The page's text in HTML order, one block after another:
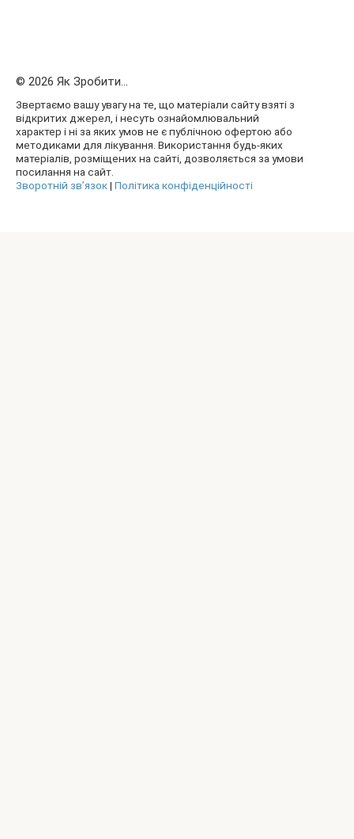
© 2026 Як Зробити...
Звертаємо вашу увагу на те, що матеріали сайту взяті з
відкритих джерел, і несуть ознайомлювальний
характер і ні за яких умов не є публічною офертою або
методиками для лікування. Використання будь-яких
матеріалів, розміщених на сайті, дозволяється за умови
посилання на сайт.
Зворотній зв’язок| Політика конфіденційності